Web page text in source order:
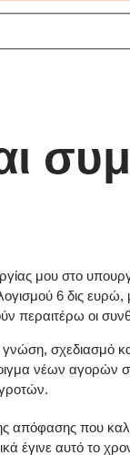
μου στο
6 δις
περαιτέρω οι
σχεδιασμό
νέων αγορών
απόφασης που
έγινε αυτό το